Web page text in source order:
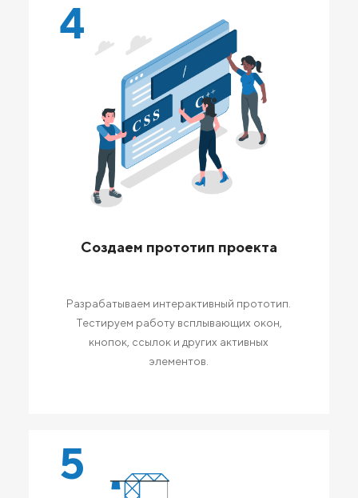
4
Создаем прототип проекта
Разрабатываем интерактивный прототип.
Тестируем работу всплывающих окон,
кнопок, ссылок и других активных
элементов.
5